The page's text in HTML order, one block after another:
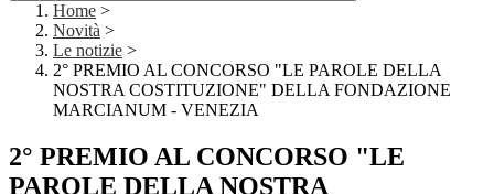
Home >
Novità >
Le notizie >
2° PREMIO AL CONCORSO "LE PAROLE DELLA
NOSTRA COSTITUZIONE" DELLA FONDAZIONE
MARCIANUM - VENEZIA
2° PREMIO AL CONCORSO "LE
PAROLE DELLA NOSTRA